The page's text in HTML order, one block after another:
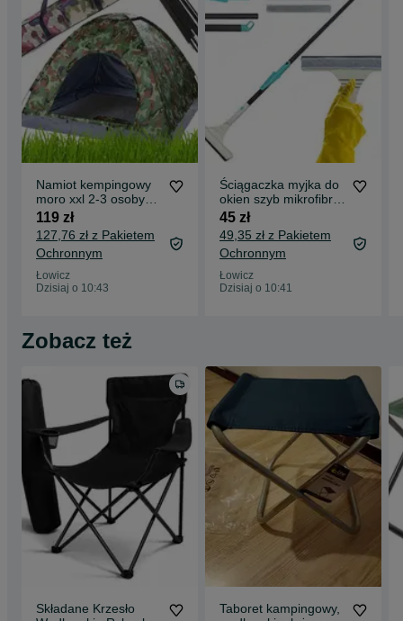
Namiot kempingowy
moro xxl 2-3 osoby
turystyczny z
moskitierą torba
119 zł
127,76 zł z Pakietem
Ochronnym
Łowicz
Dzisiaj o 10:43
Ściągaczka myjka do
okien szyb mikrofibra
regulacja długa
160cm 2w1
45 zł
49,35 zł z Pakietem
Ochronnym
Łowicz
Dzisiaj o 10:41
Zobacz też
Składane Krzesło
Taboret kampingowy,